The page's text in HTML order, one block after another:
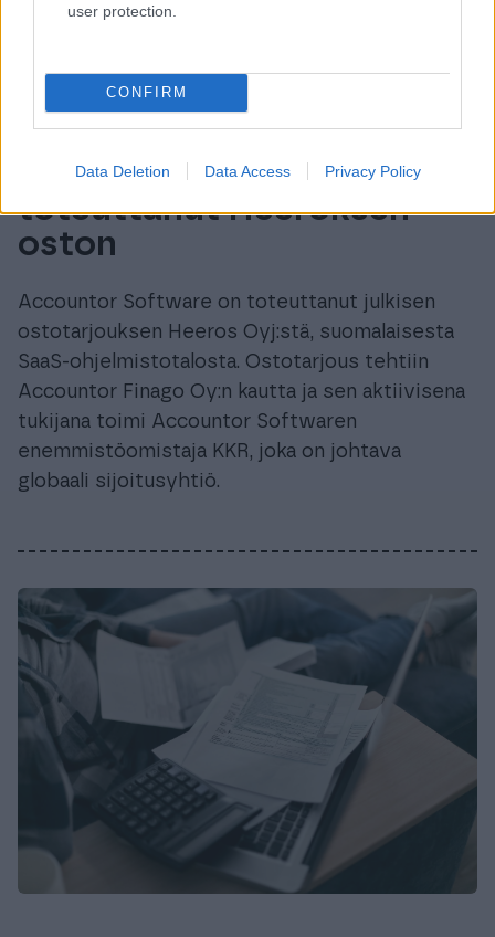
user protection.
CONFIRM
Data Deletion Data Access Privacy Policy
Accountor Software on
toteuttanut Heeroksen
oston
Accountor Software on toteuttanut julkisen
ostotarjouksen Heeros Oyj:stä, suomalaisesta
SaaS-ohjelmistotalosta. Ostotarjous tehtiin
Accountor Finago Oy:n kautta ja sen aktiivisena
tukijana toimi Accountor Softwaren
enemmistöomistaja KKR, joka on johtava
globaali sijoitusyhtiö.